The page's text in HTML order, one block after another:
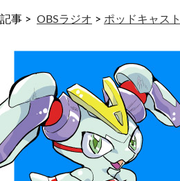
記事 > OBSラジオ > ポッドキャスト